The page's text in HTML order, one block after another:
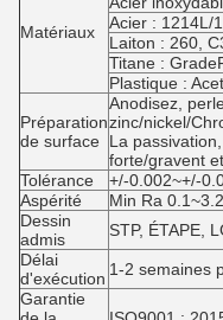
Matériaux
Acier : 1214L/
Laiton : 260,
Titane :
Plastique :
Préparation
de surface
Anodisez,
zinc/nickel/
La
forte/gravent
Tolérance
+/-0.002~+/-
Aspérité
Min Ra 0.1~3.2
Dessin
admis
STP, ÉTAPE,
Délai
d'exécution 1-2 semaines
Garantie